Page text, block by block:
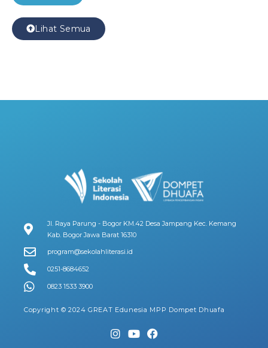
Lihat Semua
Jl. Raya Parung - Bogor KM.42 Desa Jampang Kec. Kemang
Kab. Bogor Jawa Barat 16310
program@sekolahliterasi.id
0251-8684652
0823 1533 3900
Copyright © 2024 GREAT Edunesia MPP Dompet Dhuafa